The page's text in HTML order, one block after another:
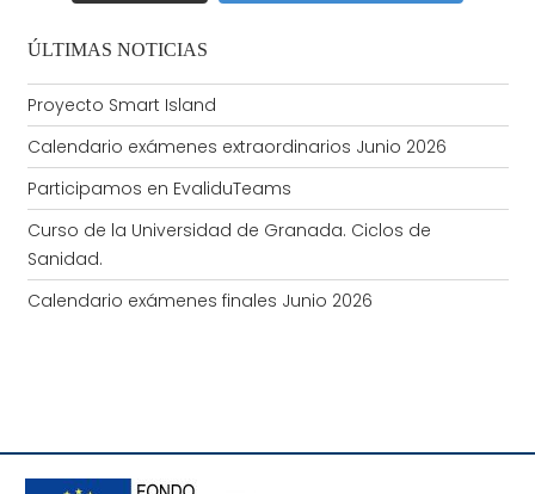
ÚLTIMAS NOTICIAS
Proyecto Smart Island
Calendario exámenes extraordinarios Junio 2026
Participamos en EvaliduTeams
Curso de la Universidad de Granada. Ciclos de
Sanidad.
Calendario exámenes finales Junio 2026